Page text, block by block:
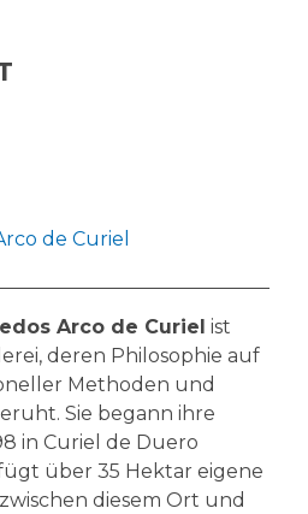
de Curiel
Arco de Curiel ist
deren Philosophie auf
Methoden und
Sie begann ihre
in Curiel de Duero
über 35 Hektar eigene
diesem Ort und